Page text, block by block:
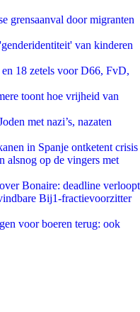
grensaanval door migranten
van kinderen
18 zetels voor D66, FvD,
toont hoe vrijheid van
met nazi’s, nazaten
in Spanje ontketent crisis
alsnog op de vingers met
Bonaire: deadline verloopt
Bij1-fractievoorzitter
voor boeren terug: ook